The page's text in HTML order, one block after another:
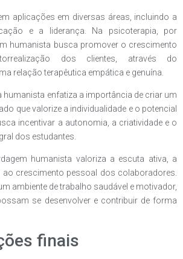
aplicações em diversas áreas, incluindo a
e a liderança. Na psicoterapia, por
humanista busca promover o crescimento
dos clientes, através do
relação terapêutica empática e genuína.
humanista enfatiza a importância de criar um
que valorize a individualidade e o potencial
incentivar a autonomia, a criatividade e o
dos estudantes.
humanista valoriza a escuta ativa, a
ao crescimento pessoal dos colaboradores.
ambiente de trabalho saudável e motivador,
se desenvolver e contribuir de forma
finais